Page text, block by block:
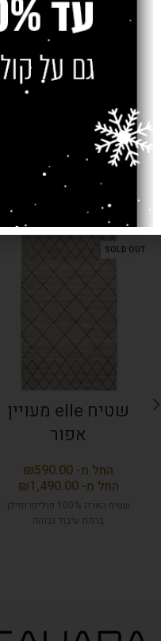
חוות דעת (0)
צרו קשר
מוצרים קשורים
SOLD OUT
שטיח elle מעויין
אפור
₪
₪
שטיח הארוג 100% פוליפרופילן
ברמת עיבוד גבוהה